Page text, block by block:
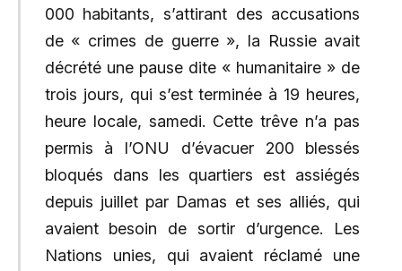
000 habitants, s’attirant des accusations
de « crimes de guerre », la Russie avait
décrété une pause dite « humanitaire » de
trois jours, qui s’est terminée à 19 heures,
heure locale, samedi. Cette trêve n’a pas
permis à l’ONU d’évacuer 200 blessés
bloqués dans les quartiers est assiégés
depuis juillet par Damas et ses alliés, qui
avaient besoin de sortir d’urgence. Les
Nations unies, qui avaient réclamé une